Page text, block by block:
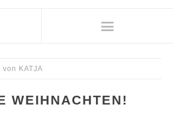
von KATJA
WEIHNACHTEN!